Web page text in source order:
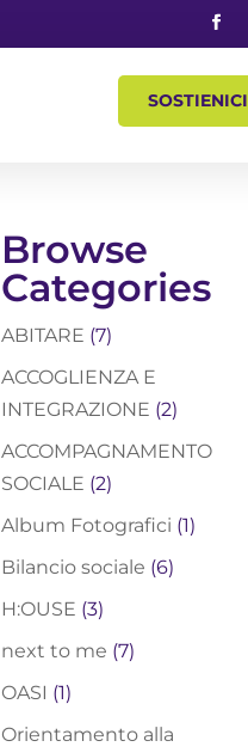
SOSTIENICI
Browse
Categories
ABITARE (7)
ACCOGLIENZA E
INTEGRAZIONE (2)
ACCOMPAGNAMENTO
SOCIALE (2)
Album Fotografici (1)
Bilancio sociale (6)
H:OUSE (3)
next to me (7)
OASI (1)
Orientamento alla